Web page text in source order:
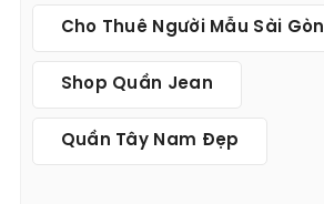
Cho Thuê Người Mẫu Sài Gòn
Shop Quần Jean
Quần Tây Nam Đẹp